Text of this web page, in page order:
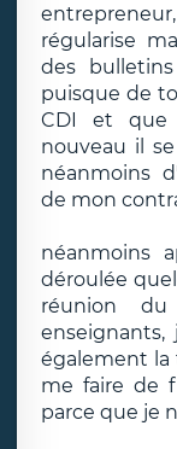
régularise
des
puisque de
CDI et que
nouveau il
néanmoins
de mon
néanmoins
déroulée
réunion
également la
me faire de
parce que je